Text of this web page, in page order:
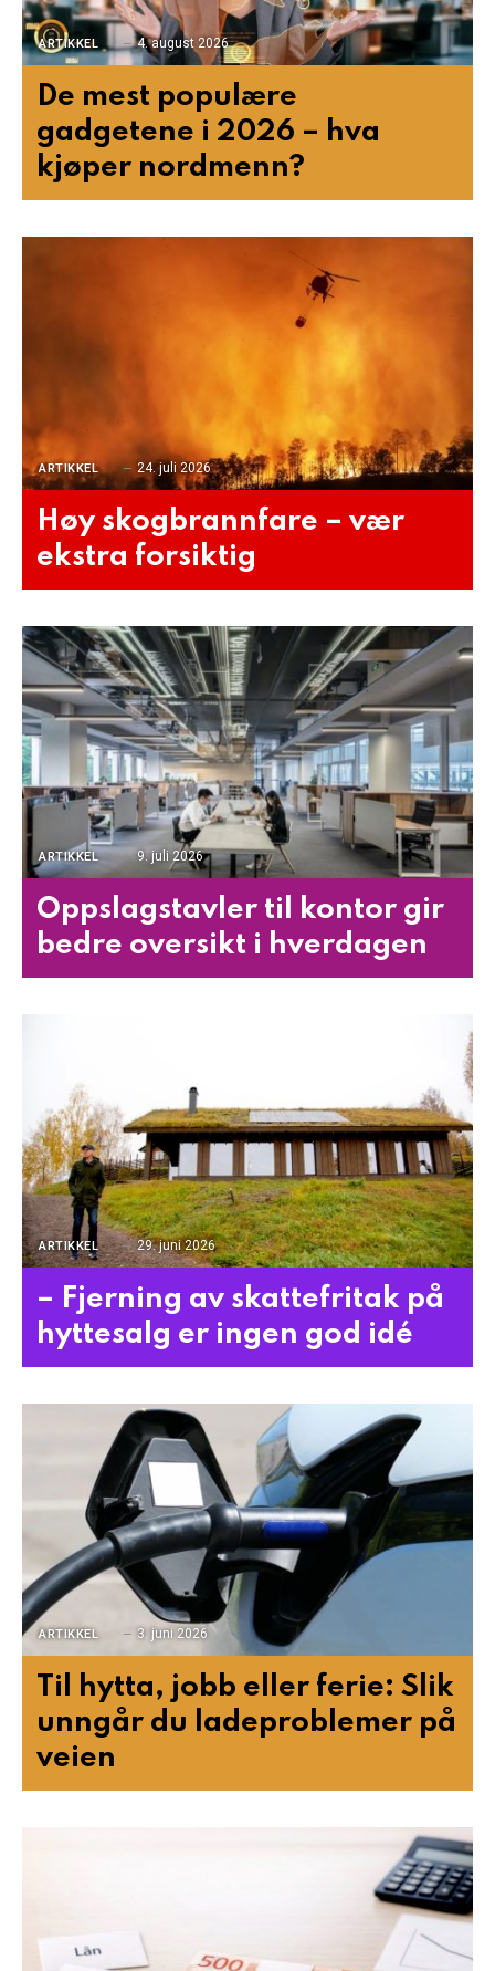
ARTIKKEL 4. august 2026
De mest populære
gadgetene i 2026 – hva
kjøper nordmenn?
ARTIKKEL 24. juli 2026
Høy skogbrannfare – vær
ekstra forsiktig
ARTIKKEL 9. juli 2026
Oppslagstavler til kontor gir
bedre oversikt i hverdagen
ARTIKKEL 29. juni 2026
– Fjerning av skattefritak på
hyttesalg er ingen god idé
ARTIKKEL 3. juni 2026
Til hytta, jobb eller ferie: Slik
unngår du ladeproblemer på
veien